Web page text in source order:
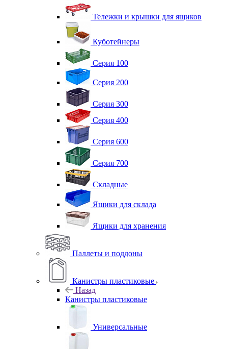
Тележки и крышки для ящиков
Куботейнеры
Серия 100
Серия 200
Серия 300
Серия 400
Серия 600
Серия 700
Складные
Ящики для склада
Ящики для хранения
Паллеты и поддоны
Канистры пластиковые
Назад
Канистры пластиковые
Универсальные